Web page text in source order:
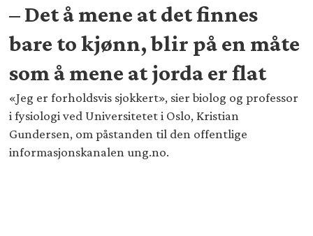
– Det å mene at det finnes
bare to kjønn, blir på en måte
som å mene at jorda er flat
«Jeg er forholdsvis sjokkert», sier biolog og professor
i fysiologi ved Universitetet i Oslo, Kristian
Gundersen, om påstanden til den offentlige
informasjonskanalen ung.no.